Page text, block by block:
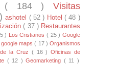
( 184 )Visitas
)ashotel ( 52 ) Hotel ( 48 )
( 37 ) Restaurantes
) Los Cristianos( 25 )Google
google maps( 17 )Organismos
la Cruz ( 16 )Oficinas de
( 12 ) Geomarketing ( 11 )